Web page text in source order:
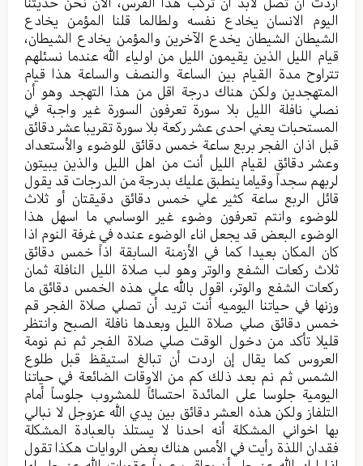
اليوم الانسان يخادع نفسه ولطالما قلنا المؤمن يخادع
الشيطان الشيطان يخدع الآخرين والمؤمن يخادع الشيطان،
قيام الليل الذين يقيمون الليل من اولياء الله عندما نسئلهم
تتراوح مدة القيام بين الساعة والنصف والساعة هذا قيام
المتهجدين ولكن هناك درجة اقل من هذا التهجد وهو أن
نصلي نافلة الليل بلا سورة تعرفون السورة غير واجبة في
المستحبات يعني احدى عشر ركعة بلا سورة تقريبا عشر دقائق
قبل اذان الفجر بربع ساعة خمس دقائق للوضوء والأستعداد
وعشر دقائق لقيام الليل أنت من اهل الليل والذين يبيتون
لربهم سجداً وقياما ينطبق عليك بدرجة من الدرجات قد يقول
قائل الربع ساعة كثير علي خمس دقائق دقيقتان أو ثلاث
للوضوء وانتم تعرفون وضوء غير الوساسي ما اسهل هذا
الوضوء البعض قد يجعل اناء الوضوء عنده في غرفة النوم اذا
كان المكان بعيدا كما في الأزمنة السابقة اذاً خمس دقائق
ثلاث ركعات الشفع والوتر وهو لب صلاة الليل النافلة ثمان
ركعات الشفع والوتر، اقول بالله علي هذه الخمس دقائق ما
وزنها في حياتنا اليوميه أنت تريد أن تصلي صلاة الفجر قم
خمس دقائق صلي صلاة الليل وبعدها نافلة الصبح وانتظر
قليلا تأكد من دخول الوقت صلي صلاة الفجر ثم نم نومة
العروس كما يقال إن اردت أن تبالغ استيقظ قبل طلوع
الشمس ثم نم بعد ذلك كم من الاوقات الضائعة في حياتنا
اليومية جلوسا على المائدة احتسائاً للمشروب جلوساً أمام
التلفاز ولكن هذه العشر دقائق بين يدي الله عزوجل لا نبالي
بها اخواني المشكلة أنه احدنا لا يستلذ بالعبادة المشكلة
فقدان اللذة رأيت في الأمس هناك بعض الروايات هكذا تقول